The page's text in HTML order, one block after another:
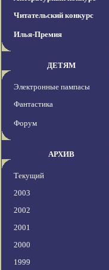
Читательский конкурс
Илья-Премия
ДЕТЯМ
Электронные пампасы
Фантастика
Форум
АРХИВ
Текущий
2003
2002
2001
2000
1999